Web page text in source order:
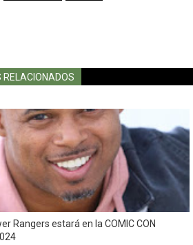
RELACIONADOS
Rangers estará en la COMIC CON